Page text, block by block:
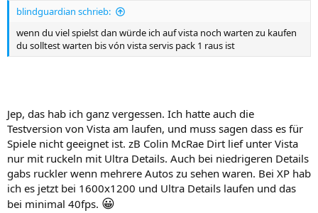
blindguardian schrieb:
wenn du viel spielst dan würde ich auf vista noch warten zu kaufen
du solltest warten bis vón vista servis pack 1 raus ist
Jep, das hab ich ganz vergessen. Ich hatte auch die
Testversion von Vista am laufen, und muss sagen dass es für
Spiele nicht geeignet ist. zB Colin McRae Dirt lief unter Vista
nur mit ruckeln mit Ultra Details. Auch bei niedrigeren Details
gabs ruckler wenn mehrere Autos zu sehen waren. Bei XP hab
ich es jetzt bei 1600x1200 und Ultra Details laufen und das
bei minimal 40fps. 😀